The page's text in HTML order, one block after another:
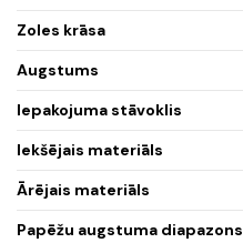
Zoles krāsa
Augstums
Iepakojuma stāvoklis
Iekšējais materiāls
Ārējais materiāls
Papēžu augstuma diapazons